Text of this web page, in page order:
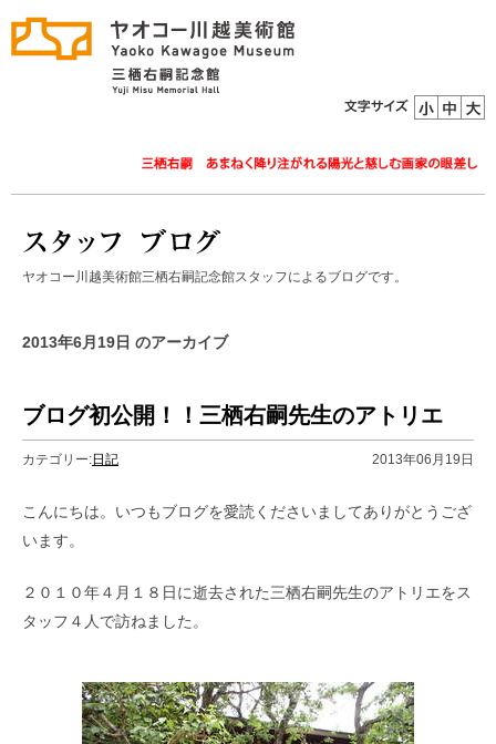
ヤオコー川越美術館三栖右嗣記念館スタッフによるブログです。
2013年6月19日 のアーカイブ
ブログ初公開！！三栖右嗣先生のアトリエ
カテゴリー:日記 2013年06月19日
こんにちは。いつもブログを愛読くださいましてありがとうござ
います。
２０１０年４月１８日に逝去された三栖右嗣先生のアトリエをス
タッフ４人で訪ねました。